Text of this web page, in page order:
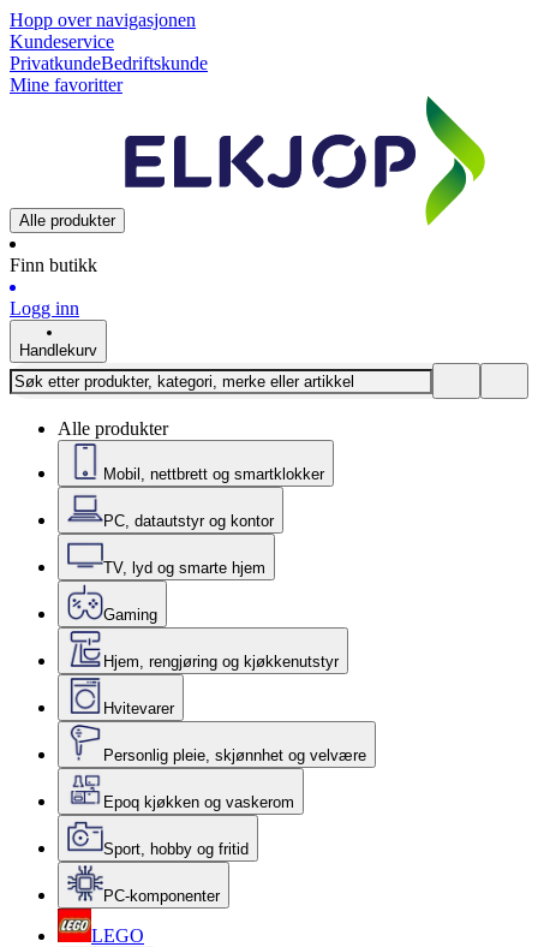
Hopp over navigasjonen
Kundeservice
PrivatkundeBedriftskunde
Mine favoritter
Alle produkter
Finn butikk
Logg inn
Handlekurv
Alle produkter
Mobil, nettbrett og smartklokker
PC, datautstyr og kontor
TV, lyd og smarte hjem
Gaming
Hjem, rengjøring og kjøkkenutstyr
Hvitevarer
Personlig pleie, skjønnhet og velvære
Epoq kjøkken og vaskerom
Sport, hobby og fritid
PC-komponenter
LEGO